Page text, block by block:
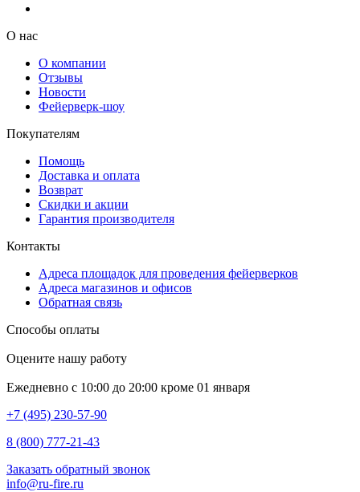
О нас
О компании
Отзывы
Новости
Фейерверк-шоу
Покупателям
Помощь
Доставка и оплата
Возврат
Скидки и акции
Гарантия производителя
Контакты
Адреса площадок для проведения фейерверков
Адреса магазинов и офисов
Обратная связь
Способы оплаты
Оцените нашу работу
Ежедневно с 10:00 до 20:00 кроме 01 января
+7 (495) 230-57-90
8 (800) 777-21-43
Заказать обратный звонок
info@ru-fire.ru